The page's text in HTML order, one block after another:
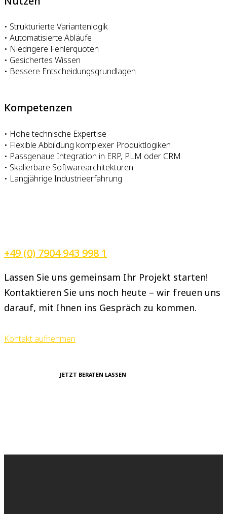
• Strukturierte Variantenlogik
• Automatisierte Abläufe
• Niedrigere Fehlerquoten
• Gesichertes Wissen
• Bessere Entscheidungsgrundlagen
Kompetenzen
• Hohe technische Expertise
• Flexible Abbildung komplexer Produktlogiken
• Passgenaue Integration in ERP, PLM oder CRM
• Skalierbare Softwarearchitekturen
• Langjährige Industrieerfahrung
+49 (0) 7904 943 998 1
Lassen Sie uns gemeinsam Ihr Projekt starten!
Kontaktieren Sie uns noch heute – wir freuen uns
darauf, mit Ihnen ins Gespräch zu kommen.
Kontakt aufnehmen
JETZT BERATEN LASSEN